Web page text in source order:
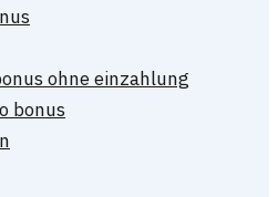
ohne einzahlung
bonus